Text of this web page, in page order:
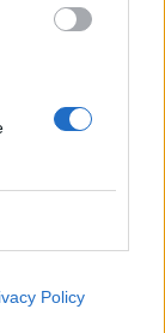
Policy